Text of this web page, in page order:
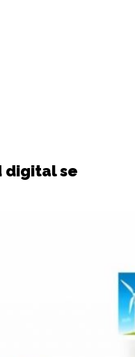
digital se